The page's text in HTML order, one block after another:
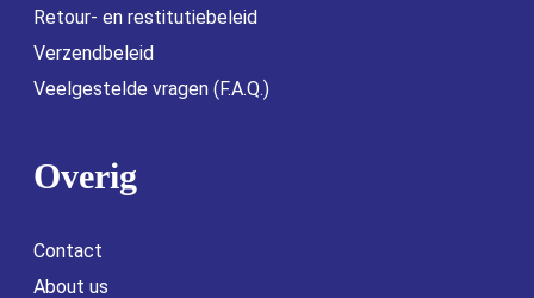
Retour- en restitutiebeleid
Verzendbeleid
Veelgestelde vragen (F.A.Q.)
Overig
Contact
About us